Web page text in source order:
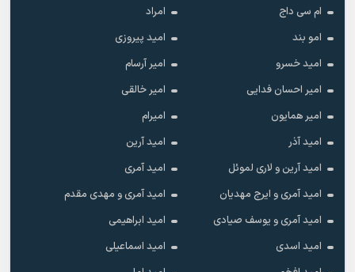
ام سی داج
امراد
امو بند
امید پیروزی
امید خسرو
امیر آرسام
امیر احسان فدایی
امیر خالقى
امیر همایون
امیرام
امید آذر
امید آرین
امید آرین و لاری لموئل
امید آمری
امید آمری و ایرج مهدیان
امید آمری و مهدی مقدم
امید آمری و یوسف صیادی
امید ابراهیمی
امید اسدی
امید اسماعیلی